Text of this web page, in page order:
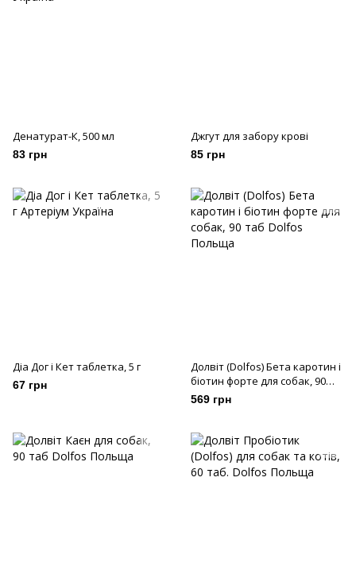
Денатурат-К, 500 мл
83 грн
Джгут для забору крові
85 грн
Діа Дог і Кет таблетка, 5 г
67 грн
Долвіт (Dolfos) Бета каротин і
біотин форте для собак, 90
таб
569 грн